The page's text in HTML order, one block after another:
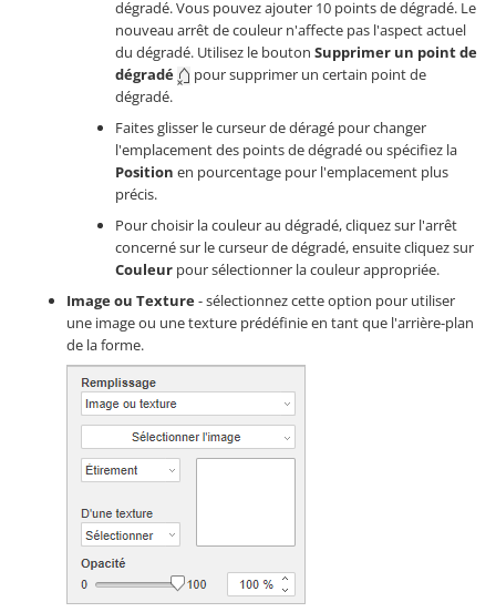
dégradé. Vous pouvez ajouter 10 points de dégradé. Le
nouveau arrêt de couleur n'affecte pas l'aspect actuel
du dégradé. Utilisez le bouton Supprimer un point de
dégradé
pour supprimer un certain point de
dégradé.
Faites glisser le curseur de déragé pour changer
l'emplacement des points de dégradé ou spécifiez la
Position en pourcentage pour l'emplacement plus
précis.
Pour choisir la couleur au dégradé, cliquez sur l'arrêt
concerné sur le curseur de dégradé, ensuite cliquez sur
Couleur pour sélectionner la couleur appropriée.
Image ou Texture- sélectionnez cette option pour utiliser
une image ou une texture prédéfinie en tant que l'arrière-plan
de la forme.